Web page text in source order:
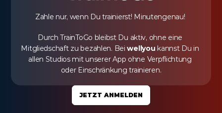
Zahle nur, wenn Du trainierst! Minutengenau!
Durch TrainToGo bleibst Du aktiv, ohne eine
Mitgliedschaft zu bezahlen. Bei wellyou kannst Du in
allen Studios mit unserer App ohne Verpflichtung
oder Einschränkung trainieren.
JETZT ANMELDEN